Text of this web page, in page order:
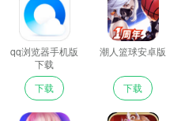
qq浏览器手机版
下载
下载
潮人篮球安卓版
下载